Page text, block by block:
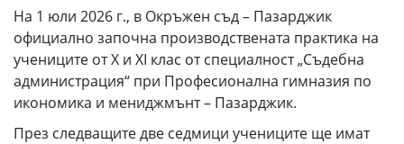
На 1 юли 2026 г., в Окръжен съд – Пазарджик
официално започна производствената практика на
учениците от X и XI клас от специалност „Съдебна
администрация“ при Професионална гимназия по
икономика и мениджмънт – Пазарджик.
През следващите две седмици учениците ще имат